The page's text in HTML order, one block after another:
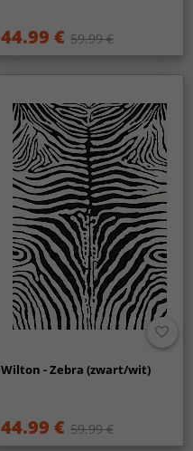
44.99 € 59.99 €
Wilton - Zebra (zwart/wit)
44.99 € 59.99 €